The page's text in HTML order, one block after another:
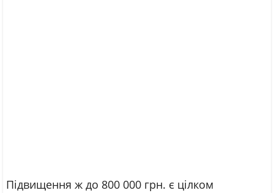
Підвищення ж до 800 000 грн. є цілком